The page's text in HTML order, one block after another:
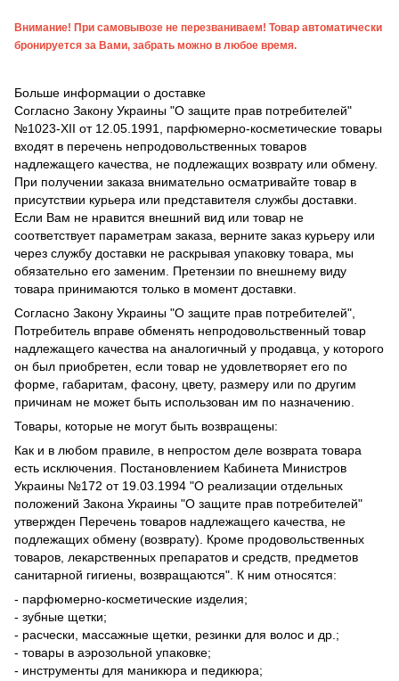
Внимание! При самовывозе не перезваниваем! Товар автоматически
бронируется за Вами, забрать можно в любое время.
Больше информации о доставке
Согласно Закону Украины "О защите прав потребителей"
№1023-XII от 12.05.1991, парфюмерно-косметические товары
входят в перечень непродовольственных товаров
надлежащего качества, не подлежащих возврату или обмену.
При получении заказа внимательно осматривайте товар в
присутствии курьера или представителя службы доставки.
Если Вам не нравится внешний вид или товар не
соответствует параметрам заказа, верните заказ курьеру или
через службу доставки не раскрывая упаковку товара, мы
обязательно его заменим. Претензии по внешнему виду
товара принимаются только в момент доставки.
Согласно Закону Украины "О защите прав потребителей",
Потребитель вправе обменять непродовольственный товар
надлежащего качества на аналогичный у продавца, у которого
он был приобретен, если товар не удовлетворяет его по
форме, габаритам, фасону, цвету, размеру или по другим
причинам не может быть использован им по назначению.
Товары, которые не могут быть возвращены:
Как и в любом правиле, в непростом деле возврата товара
есть исключения. Постановлением Кабинета Министров
Украины №172 от 19.03.1994 "О реализации отдельных
положений Закона Украины "О защите прав потребителей"
утвержден Перечень товаров надлежащего качества, не
подлежащих обмену (возврату). Кроме продовольственных
товаров, лекарственных препаратов и средств, предметов
санитарной гигиены, возвращаются". К ним относятся:
- парфюмерно-косметические изделия;
- зубные щетки;
- расчески, массажные щетки, резинки для волос и др.;
- товары в аэрозольной упаковке;
- инструменты для маникюра и педикюра;